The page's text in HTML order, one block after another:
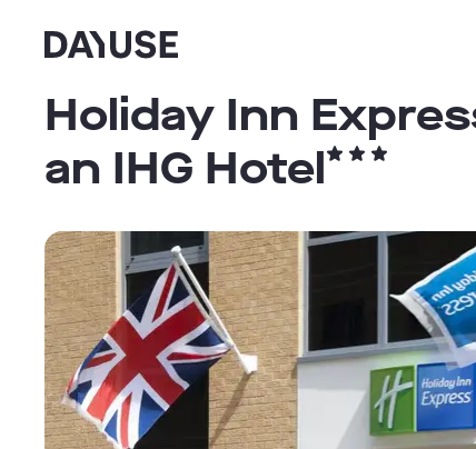
Dayuse
Holiday Inn
an IHG Hotel